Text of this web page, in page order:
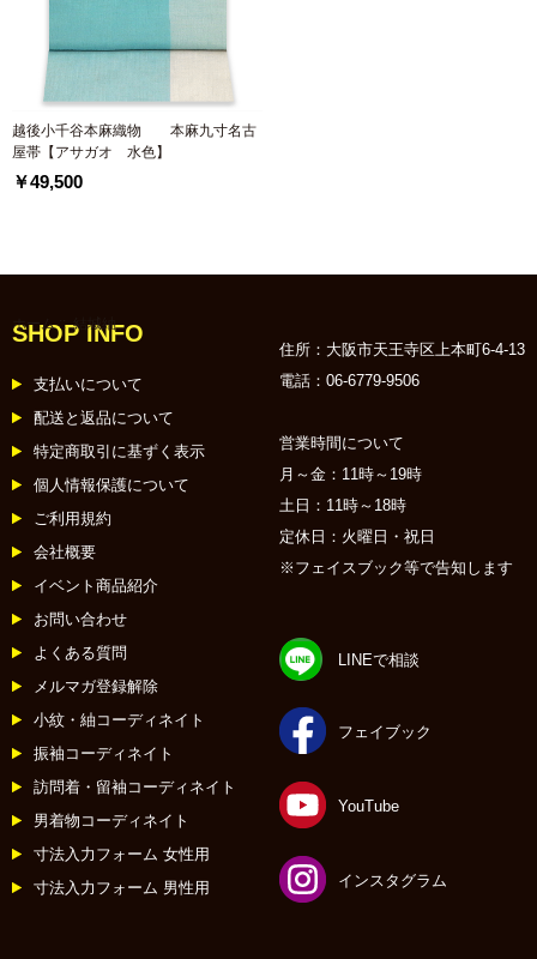
越後小千谷本麻織物 本麻九寸名古
屋帯【アサガオ 水色】
￥49,500
ホーム:: 結城紬
SHOP INFO
支払いについて
配送と返品について
特定商取引に基ずく表示
個人情報保護について
ご利用規約
会社概要
イベント商品紹介
お問い合わせ
よくある質問
メルマガ登録解除
小紋・紬コーディネイト
振袖コーディネイト
訪問着・留袖コーディネイト
男着物コーディネイト
寸法入力フォーム 女性用
寸法入力フォーム 男性用
住所：大阪市天王寺区上本町6-4-13
電話：06-6779-9506
営業時間について
月～金：11時～19時
土日：11時～18時
定休日：火曜日・祝日
※フェイスブック等で告知します
LINEで相談
フェイブック
YouTube
インスタグラム